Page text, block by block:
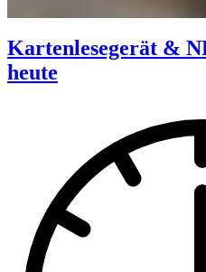
Kartenlesegerät &
heute